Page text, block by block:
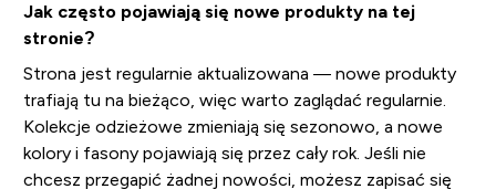
Jak często pojawiają się nowe produkty na tej
stronie?
Strona jest regularnie aktualizowana — nowe produkty
trafiają tu na bieżąco, więc warto zaglądać regularnie.
Kolekcje odzieżowe zmieniają się sezonowo, a nowe
kolory i fasony pojawiają się przez cały rok. Jeśli nie
chcesz przegapić żadnej nowości, możesz zapisać się